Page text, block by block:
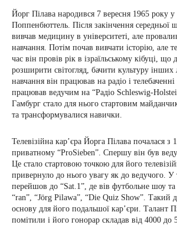
Йорг Пілава народився 7 вересня 1965 року у
Поппенбюттель. Після закінчення середньої
вивчав медицину в університеті, але
навчання. Потім почав вивчати історію, але
час він провів рік в ізраїльському кібуці,
розширити світогляд, бачити культуру
навчання він працював на радіо і
працював ведучим на “Радіо Schleswig-
Гамбург стало для нього стартовим
та трансформувалися навички.
Телевізійна кар’єра Йорга Пілава почалася з
приватному “ProSieben”. Спершу він був
Це стало стартовою точкою для його
привернуло до нього увагу як до ведучого. У
перейшов до “Sat.1”, де вів футбольне шоу та
“ran”, “Jörg Pilawa”, “Die Quiz Show”. Такий
основу для його подальшої кар’єри. Талант
помітили і його гонорар складав від 4000 до